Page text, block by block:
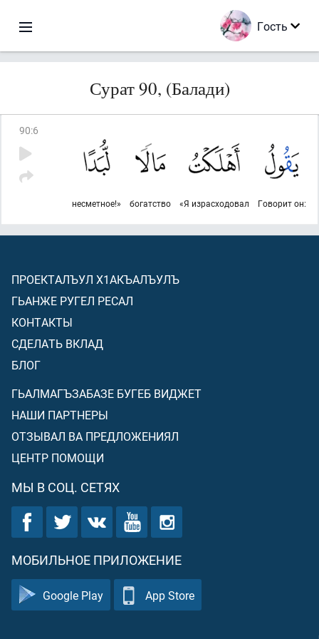
Гость
Сурат 90, (Балади)
90:6
Говорит он:
«Я израсходовал
богатство
несметное!»
ПРОЕКТАЛЪУЛ Х1АКЪАЛЪУЛЪ
ГЬАНЖЕ РУГЕЛ РЕСАЛ
КОНТАКТЫ
СДЕЛАТЬ ВКЛАД
БЛОГ
ГЬАЛМАГЪЗАБАЗЕ БУГЕБ ВИДЖЕТ
НАШИ ПАРТНЕРЫ
ОТЗЫВАЛ ВА ПРЕДЛОЖЕНИЯЛ
ЦЕНТР ПОМОЩИ
МЫ В СОЦ. СЕТЯХ
МОБИЛЬНОЕ ПРИЛОЖЕНИЕ
Google Play App Store